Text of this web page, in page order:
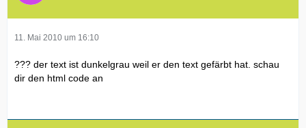
11. Mai 2010 um 16:10
??? der text ist dunkelgrau weil er den text gefärbt hat. schau
dir den html code an